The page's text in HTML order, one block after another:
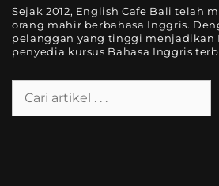
Sejak 2012, English Cafe Bali telah
orang mahir berbahasa Inggris.
pelanggan yang tinggi menjadikan
penyedia kursus Bahasa Inggris